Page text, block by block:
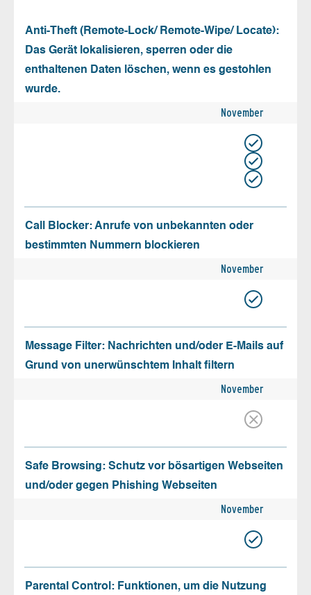
Anti-Theft (Remote-Lock/ Remote-Wipe/ Locate):
Das Gerät lokalisieren, sperren oder die
enthaltenen Daten löschen, wenn es gestohlen
wurde.
November
Call Blocker: Anrufe von unbekannten oder
bestimmten Nummern blockieren
November
Message Filter: Nachrichten und/oder E-Mails auf
Grund von unerwünschtem Inhalt filtern
November
Safe Browsing: Schutz vor bösartigen Webseiten
und/oder gegen Phishing Webseiten
November
Parental Control: Funktionen, um die Nutzung